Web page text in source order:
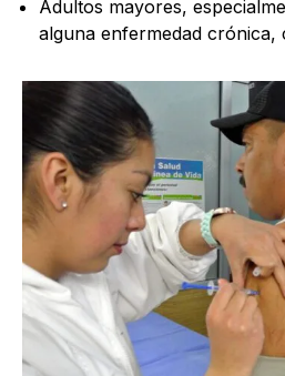
Adultos mayores,
alguna enfermedad crónica,